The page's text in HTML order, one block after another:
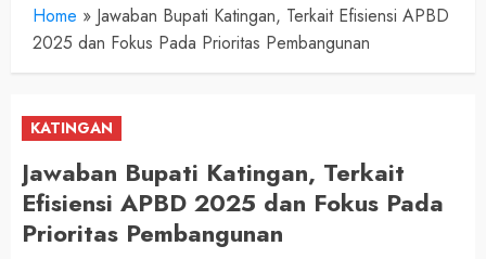
Home » Jawaban Bupati Katingan, Terkait Efisiensi APBD
2025 dan Fokus Pada Prioritas Pembangunan
KATINGAN
Jawaban Bupati Katingan, Terkait
Efisiensi APBD 2025 dan Fokus Pada
Prioritas Pembangunan